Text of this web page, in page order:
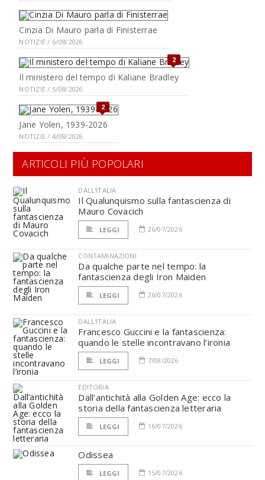
Cinzia Di Mauro parla di Finisterrae
NOTIZIE / 6/08/2026
2
Il ministero del tempo di Kaliane Bradley
NOTIZIE / 5/08/2026
2
Jane Yolen, 1939-2026
NOTIZIE / 4/08/2026
ARTICOLI PIÙ POPOLARI
DALL'ITALIA
Il Qualunquismo sulla fantascienza di
Mauro Covacich
LEGGI 26/07/2026
CONTAMINAZIONI
Da qualche parte nel tempo: la
fantascienza degli Iron Maiden
LEGGI 26/07/2026
DALL'ITALIA
Francesco Guccini e la fantascienza:
quando le stelle incontravano l’ironia
LEGGI 7/08/2026
EDITORIA
Dall’antichità alla Golden Age: ecco la
storia della fantascienza letteraria
LEGGI 16/07/2026
Odissea
LEGGI 15/07/2026